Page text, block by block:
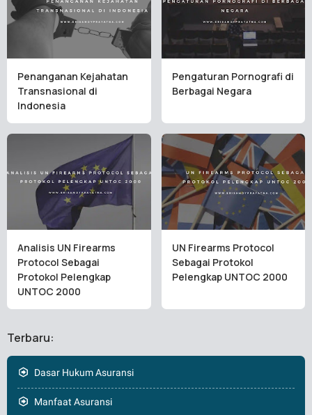
Penanganan Kejahatan
Transnasional di
Indonesia
Pengaturan Pornografi di
Berbagai Negara
Analisis UN Firearms
Protocol Sebagai
Protokol Pelengkap
UNTOC 2000
UN Firearms Protocol
Sebagai Protokol
Pelengkap UNTOC 2000
Terbaru:
Dasar Hukum Asuransi
Manfaat Asuransi